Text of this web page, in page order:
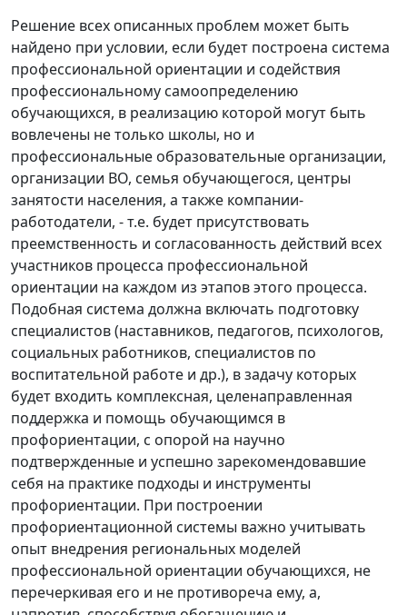
Решение всех описанных проблем может быть
найдено при условии, если будет построена система
профессиональной ориентации и содействия
профессиональному самоопределению
обучающихся, в реализацию которой могут быть
вовлечены не только школы, но и
профессиональные образовательные организации,
организации ВО, семья обучающегося, центры
занятости населения, а также компании-
работодатели, - т.е. будет присутствовать
преемственность и согласованность действий всех
участников процесса профессиональной
ориентации на каждом из этапов этого процесса.
Подобная система должна включать подготовку
специалистов (наставников, педагогов, психологов,
социальных работников, специалистов по
воспитательной работе и др.), в задачу которых
будет входить комплексная, целенаправленная
поддержка и помощь обучающимся в
профориентации, с опорой на научно
подтвержденные и успешно зарекомендовавшие
себя на практике подходы и инструменты
профориентации. При построении
профориентационной системы важно учитывать
опыт внедрения региональных моделей
профессиональной ориентации обучающихся, не
перечеркивая его и не противореча ему, а,